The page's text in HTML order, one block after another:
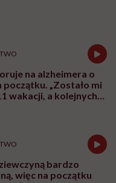
na alzheimera o
początku. „Zostało mi
wakacji, a kolejnych
bardzo
więc na początku